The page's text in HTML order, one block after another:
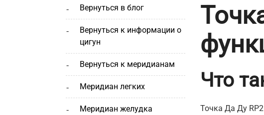
вернуться в блог
вернуться к информации о
цигун
вернуться к меридианам
меридиан легких
меридиан желудка
Что
Точка Да Ду